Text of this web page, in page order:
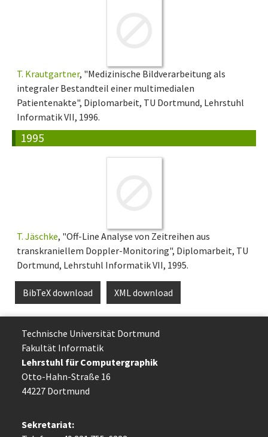
T. Krautgartner, "Medizinische Bildverarbeitung als
integraler Bestandteil einer multimedialen
Patientenakte", Diplomarbeit, TU Dortmund, Lehrstuhl
Informatik VII, 1996.
1995
T. Jäschke, "Off-Line Analyse von Zeitreihen aus
transkraniellem Doppler-Monitoring", Diplomarbeit, TU
Dortmund, Lehrstuhl Informatik VII, 1995.
BibTeX download XML download
Technische Uni­ver­si­tät Dort­mund
Fakultät Informatik
Lehrstuhl für Computergraphik
Otto-Hahn-Straße 16
44227 Dort­mund
Sekretariat: